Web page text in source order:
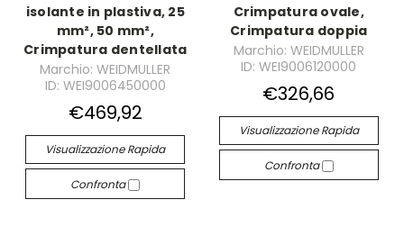
isolante in plastiva, 25
mm², 50 mm²,
Crimpatura dentellata
Marchio: WEIDMULLER
ID: WEI9006450000
€469,92
Visualizzazione Rapida
Confronta
Crimpatura ovale,
Crimpatura doppia
Marchio: WEIDMULLER
ID: WEI9006120000
€326,66
Visualizzazione Rapida
Confronta